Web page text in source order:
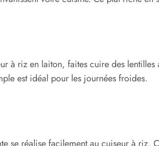
à riz en laiton, faites cuire des
est idéal pour les journées froides.
se réalise facilement au cuiseur à riz.